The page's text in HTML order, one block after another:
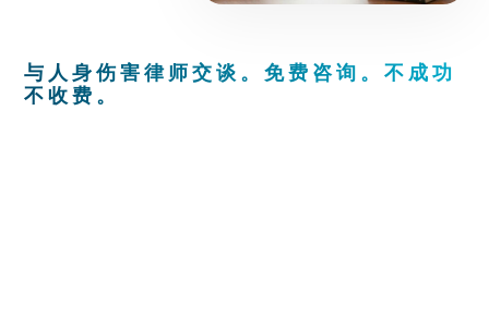
与人身伤害律师交谈。免费咨询。不成功
不收费。